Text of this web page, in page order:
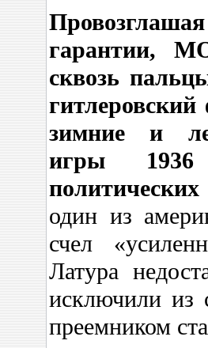
гарантии,
сквозь
зимние и
игры
политических
один из
счел
Латура
исключили из
преемником